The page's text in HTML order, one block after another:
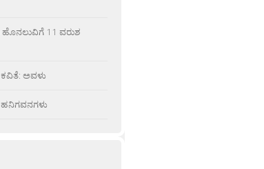
ಹೊನಲುವಿಗೆ 11 ವರುಶ
ಕವಿತೆ: ಅವಳು
ಹನಿಗವನಗಳು